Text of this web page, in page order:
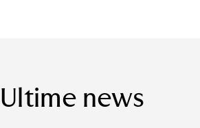
Ultime news